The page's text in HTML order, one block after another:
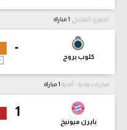
الدوري البلجيكي
-
كلوب بروج
مباريات ودية - أندية
1
بايرن ميونيخ